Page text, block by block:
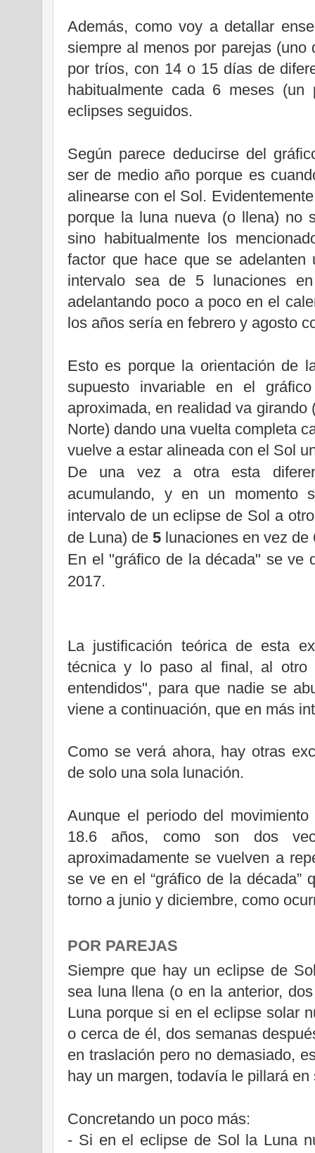
Además, como voy a detallar
siempre al menos por parejas
por tríos, con 14 o 15 días de
habitualmente cada 6 meses (un
eclipses seguidos.
Según parece deducirse del
ser de medio año porque es
alinearse con el Sol.
porque la luna nueva (o llena) no
sino habitualmente los
factor que hace que se
intervalo sea de 5 lunaciones
adelantando poco a poco en el
los años sería en febrero y agosto
Esto es porque la orientación de
supuesto invariable en el
aproximada, en realidad va
Norte) dando una vuelta completa
vuelve a estar alineada con el Sol
De una vez a otra esta
acumulando, y en un momento
intervalo de un eclipse de Sol a
de Luna) de 5 lunaciones en vez de
En el "gráfico de la década" se ve
2017.
La justificación teórica de esta
técnica y lo paso al final, al otro
entendidos", para que nadie se
viene a continuación, que en más
Como se verá ahora, hay otras
de solo una sola lunación.
Aunque el periodo del
18.6 años, como son dos
aproximadamente se vuelven a
se ve en el “gráfico de la década”
torno a junio y diciembre, como
POR PAREJAS
Siempre que hay un eclipse de
sea luna llena (o en la anterior,
Luna porque si en el eclipse solar
o cerca de él, dos semanas
en traslación pero no demasiado,
hay un margen, todavía le pillará
Concretando un poco más:
- Si en el eclipse de Sol la Luna